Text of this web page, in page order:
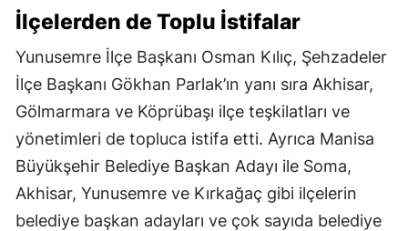
İlçelerden de Toplu İstifalar
Yunusemre İlçe Başkanı Osman Kılıç, Şehzadeler
İlçe Başkanı Gökhan Parlak’ın yanı sıra Akhisar,
Gölmarmara ve Köprübaşı ilçe teşkilatları ve
yönetimleri de topluca istifa etti. Ayrıca Manisa
Büyükşehir Belediye Başkan Adayı ile Soma,
Akhisar, Yunusemre ve Kırkağaç gibi ilçelerin
belediye başkan adayları ve çok sayıda belediye